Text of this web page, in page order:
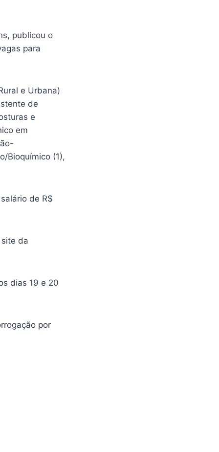
publicou o
para
e Urbana)
de
e
em
Bioquímico (1),
de R$
da
dias 19 e 20
por